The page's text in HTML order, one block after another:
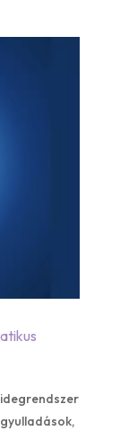
idegrendszer
,